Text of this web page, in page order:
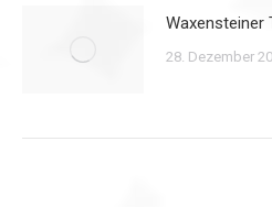
Waxensteiner
28. Dezember